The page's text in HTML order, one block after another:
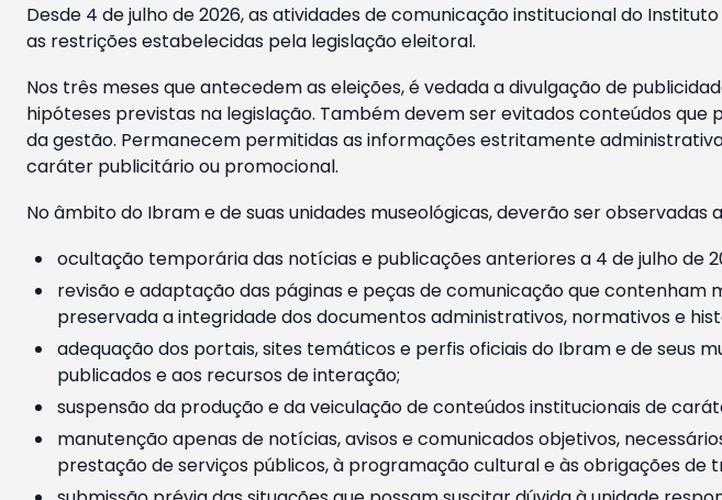
Desde 4 de julho de 2026, as atividades de comunicação institucional do
as restrições estabelecidas pela legislação eleitoral.
Nos três meses que antecedem as eleições, é vedada a divulgação de
hipóteses previstas na legislação. Também devem ser evitados conteúdos
da gestão. Permanecem permitidas as informações estritamente
caráter publicitário ou promocional.
No âmbito do Ibram e de suas unidades museológicas, deverão ser observadas
ocultação temporária das notícias e publicações anteriores a 4 de julho de
revisão e adaptação das páginas e peças de comunicação que contenham
preservada a integridade dos documentos administrativos, normativos e
adequação dos portais, sites temáticos e perfis oficiais do Ibram e de seus
publicados e aos recursos de interação;
suspensão da produção e da veiculação de conteúdos institucionais de
manutenção apenas de notícias, avisos e comunicados objetivos,
prestação de serviços públicos, à programação cultural e às obrigações de